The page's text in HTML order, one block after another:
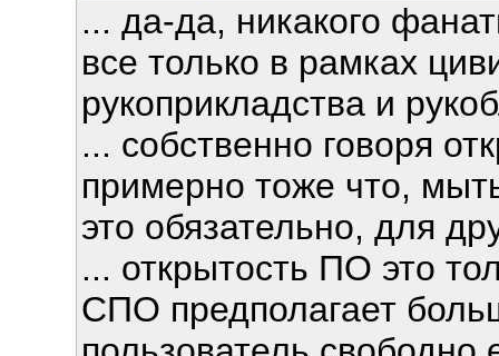
... да-да, никакого
все только в рамках
рукоприкладства и
... собственно говоря
примерно тоже что,
это обязательно, для
... открытость ПО это
СПО предполагает